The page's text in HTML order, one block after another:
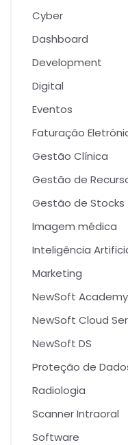
Cyber
Dashboard
Development
Digital
Eventos
Faturação
Gestão Clínica
Gestão de
Gestão de Stocks
Imagem médica
Inteligência
Marketing
NewSoft Academy
NewSoft Cloud
NewSoft DS
Proteção de
Radiologia
Scanner Intraoral
Software